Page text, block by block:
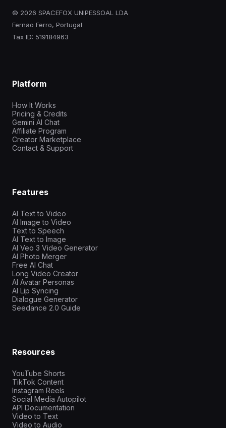
© 2026 SPACEFOX UNIPESSOAL LDA
Fernao Ferro, Portugal
Tax ID: 519184963
Platform
How It Works
Pricing & Credits
Gemini AI Chat
Affiliate Program
Creator Marketplace
Contact & Support
Features
AI Text to Video
AI Image to Video
Text to Speech
AI Text to Image
AI Veo 3 Video Generator
AI Photo Merger
Free AI Chat
Long Video Creator
AI Avatar Personas
AI Lip Syncing
Dialogue Generator
Seedance 2.0 Guide
Resources
YouTube Shorts
TikTok Content
Instagram Reels
Social Media Autopilot
API Documentation
Video to Text
Video to Audio